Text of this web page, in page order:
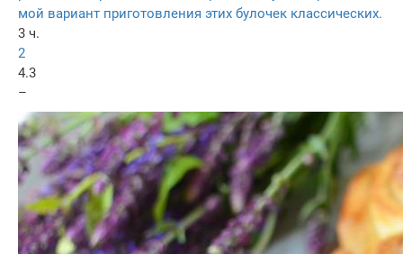
мой вариант приготовления этих булочек классических.
3 ч.
2
4.3
–